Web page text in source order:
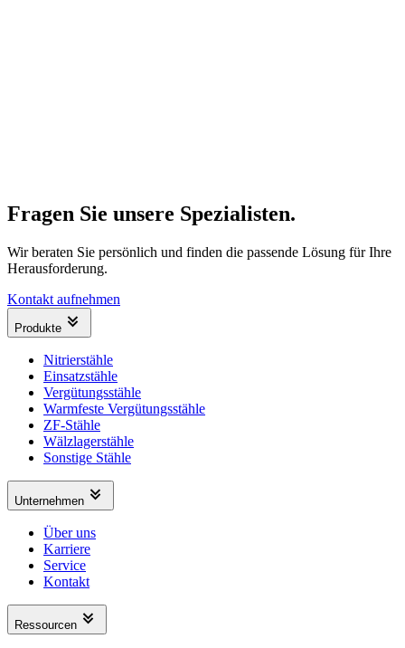
Fragen Sie unsere Spezialisten.
Wir beraten Sie persönlich und finden die passende Lösung für Ihre
Herausforderung.
Kontakt aufnehmen
Produkte
Nitrierstähle
Einsatzstähle
Vergütungsstähle
Warmfeste Vergütungsstähle
ZF-Stähle
Wälzlagerstähle
Sonstige Stähle
Unternehmen
Über uns
Karriere
Service
Kontakt
Ressourcen